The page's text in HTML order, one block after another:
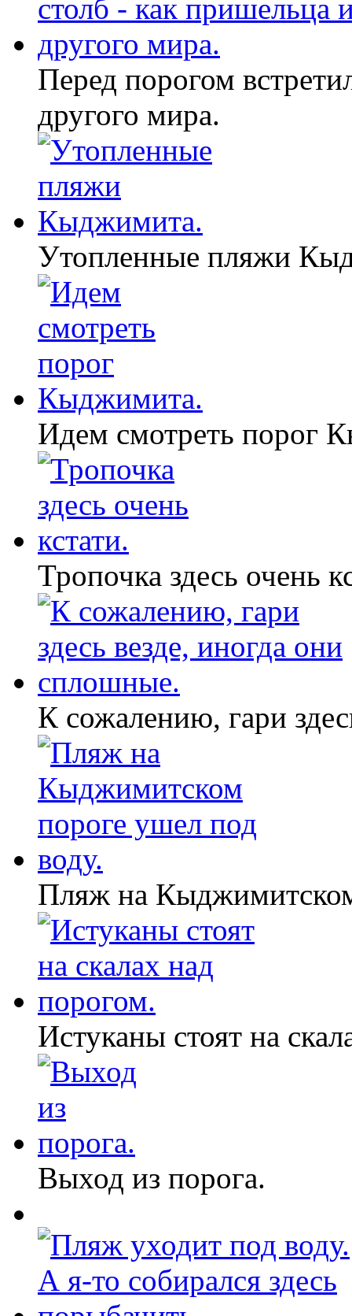
Перед порогом
другого мира.
Утопленные пляжи
Идем смотреть порог
Тропочка здесь очень
К сожалению, гари
Пляж на
Истуканы стоят на
Выход из порога.